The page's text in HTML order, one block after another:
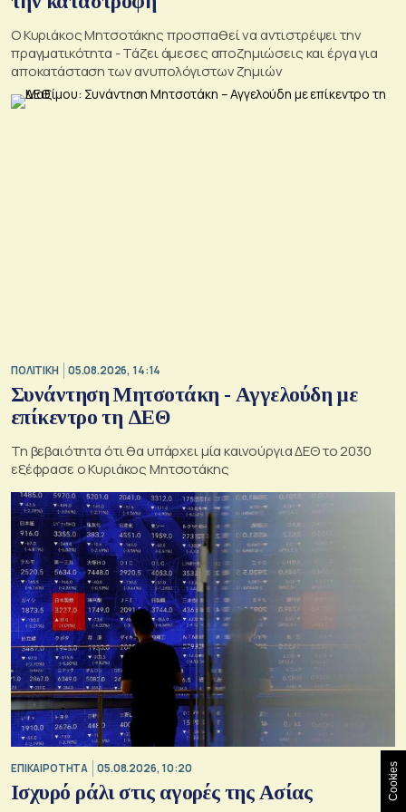
Ο Κυριάκος Μητσοτάκης προσπαθεί να αντιστρέψει την
πραγματικότητα - Τάζει άμεσες αποζημιώσεις και έργα για
αποκατάσταση των ανυπολόγιστων ζημιών
ΠΟΛΙΤΙΚΗ 05.08.2026, 14:14
Συνάντηση Μητσοτάκη - Αγγελούδη με
επίκεντρο τη ΔΕΘ
Τη βεβαιότητα ότι θα υπάρχει μία καινούργια ΔΕΘ το 2030
εξέφρασε ο Κυριάκος Μητσοτάκης
ΕΠΙΚΑΙΡΟΤΗΤΑ 05.08.2026, 10:20
Ισχυρό ράλι στις αγορές της Ασίας Cookies